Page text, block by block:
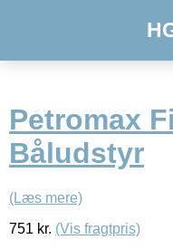
Petromax
Båludstyr
(Læs mere)
751 kr. (Vis fragtpris)